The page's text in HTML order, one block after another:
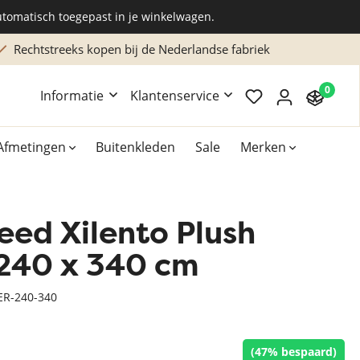
toegepast in je winkelwagen.
Rechtstreeks kopen bij de Nederlandse fabriek
Informatie Klantenservice 0
Buitenkleden Sale Merken
Overig
Accessoires
Xilento vloerkleden
Xilento Plush
x 340 cm
240-340
(47% bespaard)